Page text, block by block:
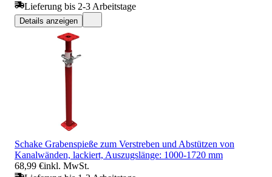
Lieferung bis 2-3 Arbeitstage
Details anzeigen
Schake Grabenspieße zum Verstreben und Abstützen von
Kanalwänden, lackiert, Auszugslänge: 1000-1720 mm
68,99 €inkl. MwSt.